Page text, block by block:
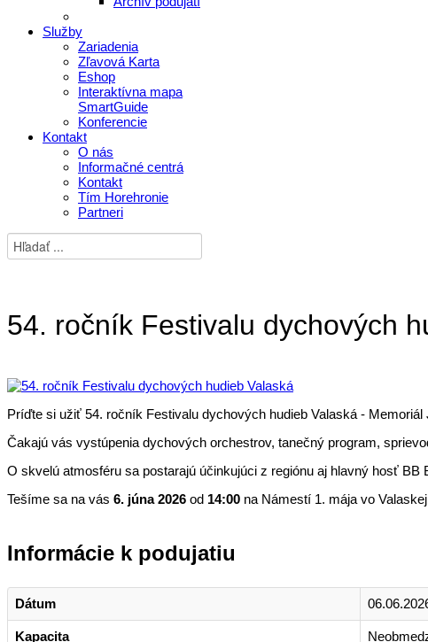
Služby
Zariadenia
Zľavová Karta
Eshop
Interaktívna mapa
SmartGuide
Konferencie
Kontakt
O nás
Informačné centrá
Kontakt
Tím Horehronie
Partneri
54. ročník Festivalu dychových
Príďte si užiť 54. ročník Festivalu dychových hudieb Valaská -
Čakajú vás vystúpenia dychových orchestrov, tanečný program,
O skvelú atmosféru sa postarajú účinkujúci z regiónu aj hlavný hosť
Tešíme sa na vás 6. júna 2026 od 14:00 na Námestí 1. mája vo
Informácie k podujatiu
Dátum
Kapacita